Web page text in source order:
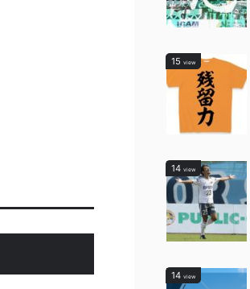
15 view
14 view
14 view